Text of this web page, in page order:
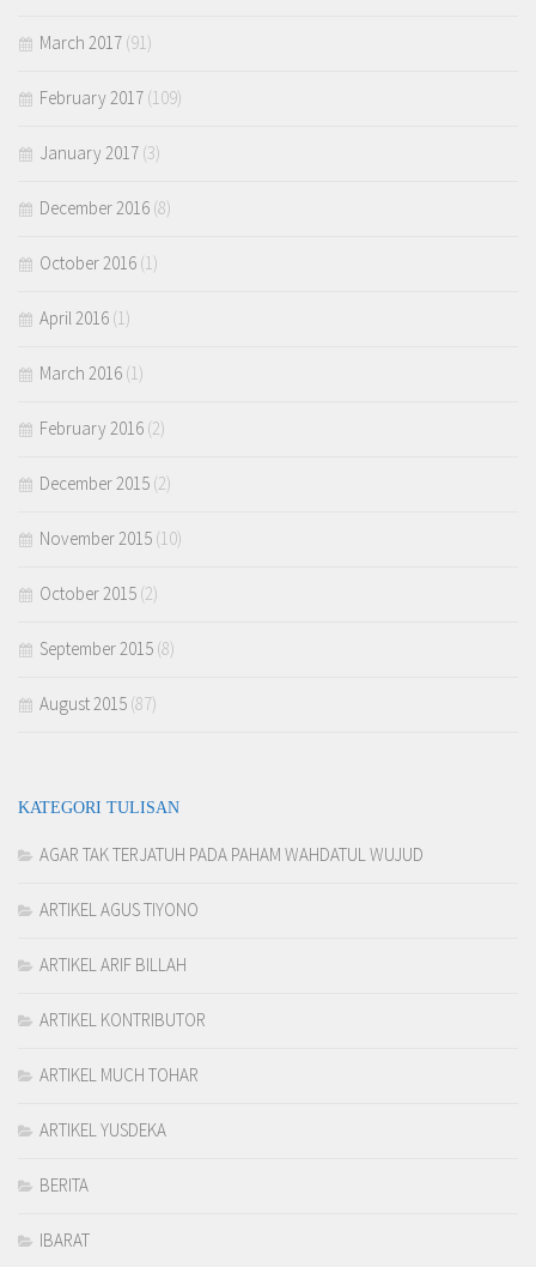
March 2017 (91)
February 2017 (109)
January 2017 (3)
December 2016 (8)
October 2016 (1)
April 2016 (1)
March 2016 (1)
February 2016 (2)
December 2015 (2)
November 2015 (10)
October 2015 (2)
September 2015 (8)
August 2015 (87)
KATEGORI TULISAN
AGAR TAK TERJATUH PADA PAHAM WAHDATUL WUJUD
ARTIKEL AGUS TIYONO
ARTIKEL ARIF BILLAH
ARTIKEL KONTRIBUTOR
ARTIKEL MUCH TOHAR
ARTIKEL YUSDEKA
BERITA
IBARAT